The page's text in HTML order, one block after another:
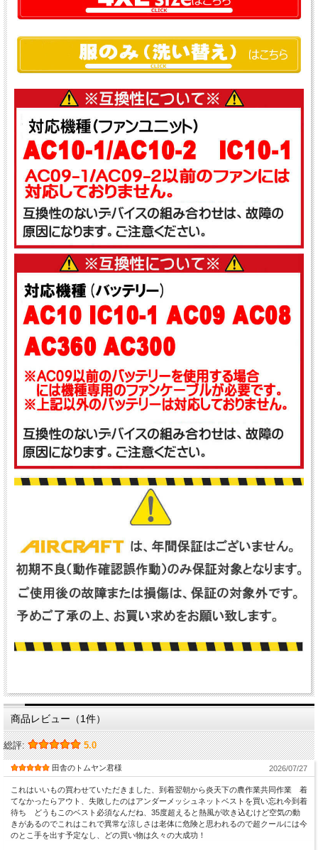
商品レビュー（1件）
総評: 5.0
田舎のトムヤン君様 2026/07/27
これはいいもの買わせていただきました、到着翌朝から炎天下の農作業共同作業 着
てなかったらアウト、失敗したのはアンダーメッシュネットベストを買い忘れ今到着
待ち どうもこのベスト必須なんだね、35度超えると熱風が吹き込むけど空気の動
きがあるのでこれはこれで異常な涼しさは老体に危険と思われるので超クールには今
のとこ手を出す予定なし、どの買い物は久々の大成功！